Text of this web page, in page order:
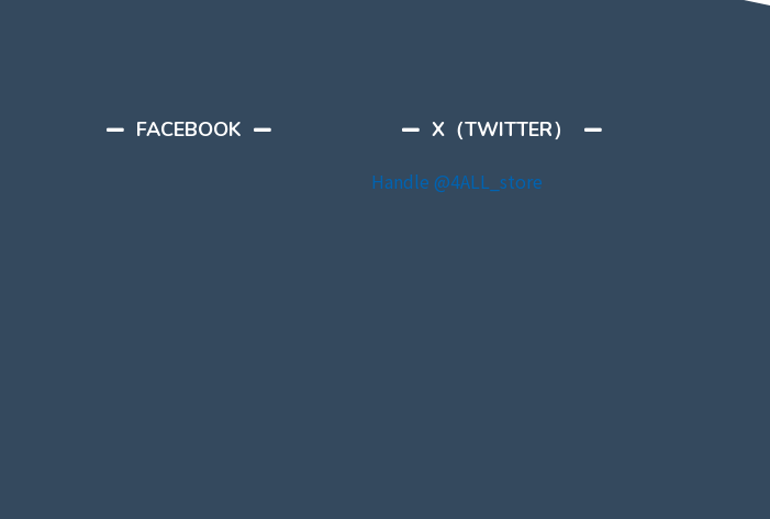
FACEBOOK
X（TWITTER）
Handle @4ALL_store